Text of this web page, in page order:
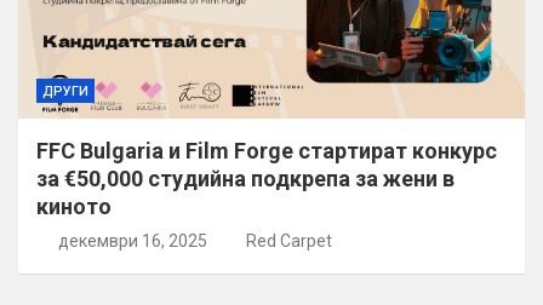
ДРУГИ
FFC Bulgaria и Film Forge стартират конкурс
за €50,000 студийна подкрепа за жени в
киното
декември 16, 2025 Red Carpet